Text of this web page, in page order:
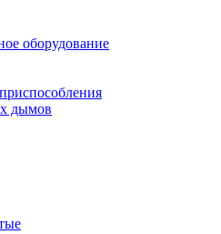
оборудование
дымов